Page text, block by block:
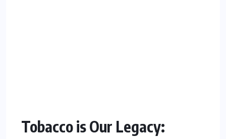
Tobacco is Our Legacy: